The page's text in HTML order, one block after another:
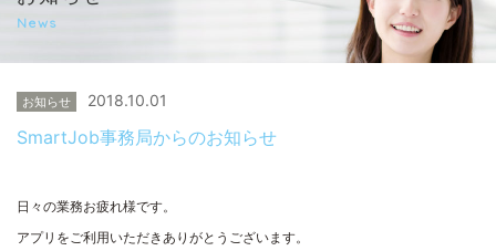
News
お知らせ 2018.10.01
SmartJob事務局からのお知らせ
日々の業務お疲れ様です。
アプリをご利用いただきありがとうございます。